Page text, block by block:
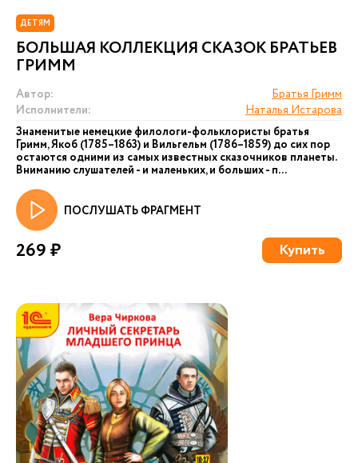
ДЕТЯМ
БОЛЬШАЯ КОЛЛЕКЦИЯ СКАЗОК БРАТЬЕВ
ГРИММ
Автор:
Братья Гримм
Исполнители:
Наталья Истарова
Знаменитые немецкие филологи-фольклористы братья
Гримм, Якоб (1785–1863) и Вильгельм (1786–1859) до сих пор
остаются одними из самых известных сказочников планеты.
Вниманию слушателей - и маленьких, и больших - п...
ПОСЛУШАТЬ ФРАГМЕНТ
269 ₽ Купить